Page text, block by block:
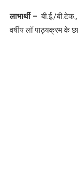
लाभार्थी – बी.ई./
वर्षीय लॉ पाठ्यक्रम के